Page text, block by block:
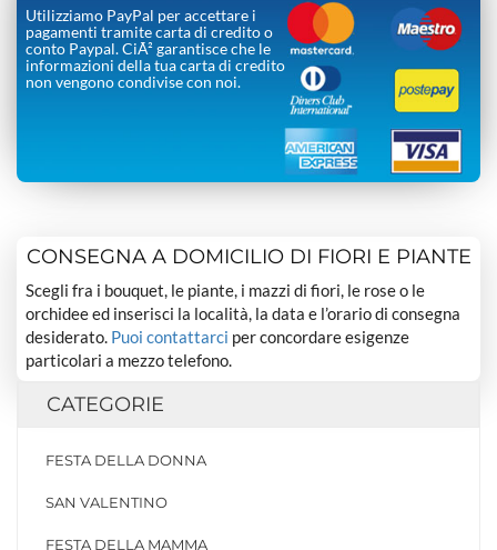
Utilizziamo PayPal per accettare i
pagamenti tramite carta di credito o
conto Paypal. CiÃ² garantisce che le
informazioni della tua carta di credito
non vengono condivise con noi.
CONSEGNA A DOMICILIO DI FIORI E PIANTE
Scegli fra i bouquet, le piante, i mazzi di fiori, le rose o le
orchidee ed inserisci la località, la data e l’orario di consegna
desiderato. Puoi contattarci per concordare esigenze
particolari a mezzo telefono.
CATEGORIE
FESTA DELLA DONNA
SAN VALENTINO
FESTA DELLA MAMMA